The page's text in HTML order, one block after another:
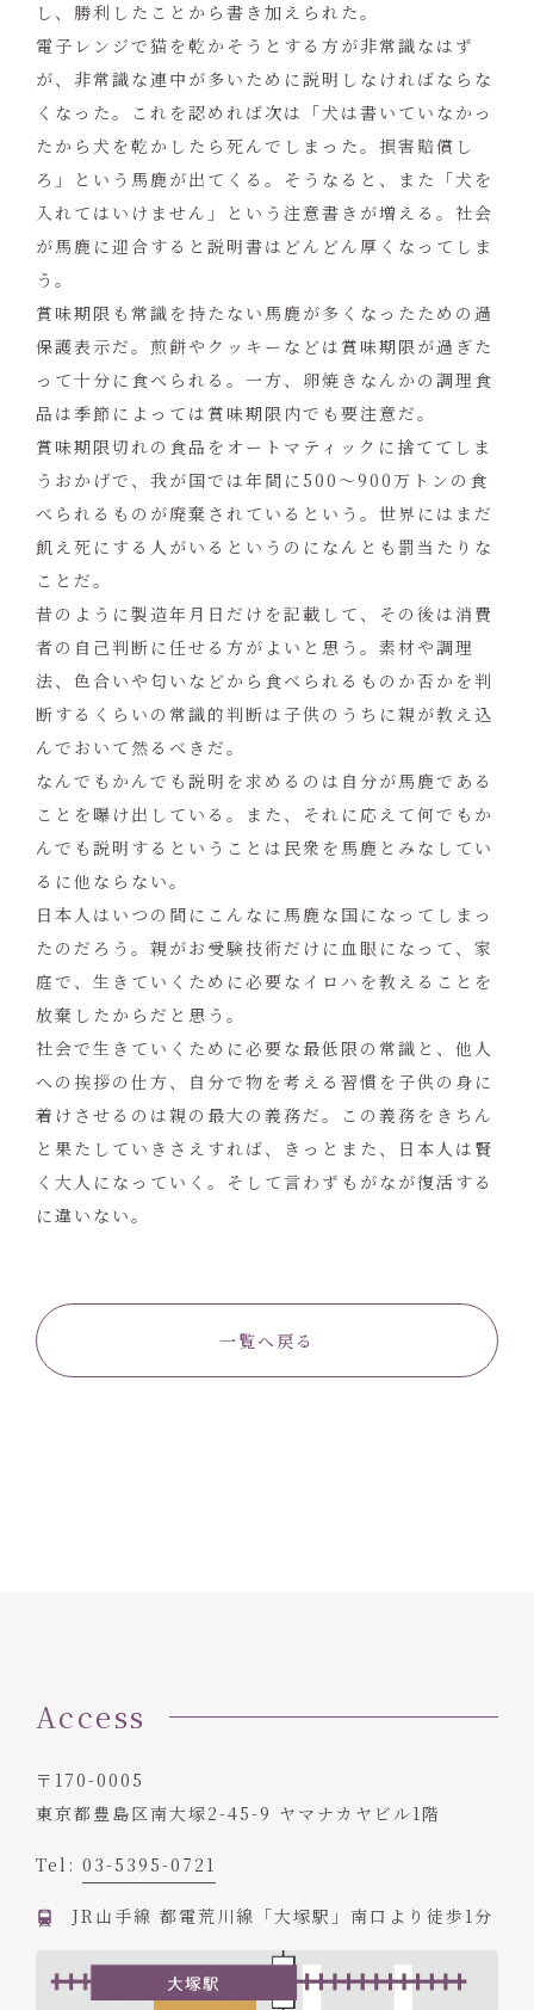
し、勝利したことから書き加えられた。
電子レンジで猫を乾かそうとする方が非常識なはず
が、非常識な連中が多いために説明しなければならな
くなった。これを認めれば次は「犬は書いていなかっ
たから犬を乾かしたら死んでしまった。損害賠償し
ろ」という馬鹿が出てくる。そうなると、また「犬を
入れてはいけません」という注意書きが増える。社会
が馬鹿に迎合すると説明書はどんどん厚くなってしま
う。
賞味期限も常識を持たない馬鹿が多くなったための過
保護表示だ。煎餅やクッキーなどは賞味期限が過ぎた
って十分に食べられる。一方、卵焼きなんかの調理食
品は季節によっては賞味期限内でも要注意だ。
賞味期限切れの食品をオートマティックに捨ててしま
うおかげで、我が国では年間に500～900万トンの食
べられるものが廃棄されているという。世界にはまだ
飢え死にする人がいるというのになんとも罰当たりな
ことだ。
昔のように製造年月日だけを記載して、その後は消費
者の自己判断に任せる方がよいと思う。素材や調理
法、色合いや匂いなどから食べられるものか否かを判
断するくらいの常識的判断は子供のうちに親が教え込
んでおいて然るべきだ。
なんでもかんでも説明を求めるのは自分が馬鹿である
ことを曝け出している。また、それに応えて何でもか
んでも説明するということは民衆を馬鹿とみなしてい
るに他ならない。
日本人はいつの間にこんなに馬鹿な国になってしまっ
たのだろう。親がお受験技術だけに血眼になって、家
庭で、生きていくために必要なイロハを教えることを
放棄したからだと思う。
社会で生きていくために必要な最低限の常識と、他人
への挨拶の仕方、自分で物を考える習慣を子供の身に
着けさせるのは親の最大の義務だ。この義務をきちん
と果たしていきさえすれば、きっとまた、日本人は賢
く大人になっていく。そして言わずもがなが復活する
に違いない。
一覧へ戻る
Access
〒170-0005
東京都豊島区南大塚2-45-9 ヤマナカヤビル1階
Tel: 03-5395-0721
JR山手線 都電荒川線「大塚駅」南口より徒歩1分